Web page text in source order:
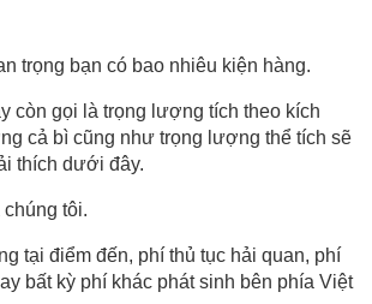
trọng bạn có bao nhiêu kiện hàng.
còn gọi là trọng lượng tích theo kích
cả bì cũng như trọng lượng thể tích sẽ
thích dưới đây.
tôi.
tại điểm đến, phí thủ tục hải quan, phí
bất kỳ phí khác phát sinh bên phía Việt